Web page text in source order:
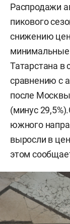
Распродажи
пикового
снижению
Татарстана в
сравнению с
после Москвы
(минус
южного
выросли в
этом